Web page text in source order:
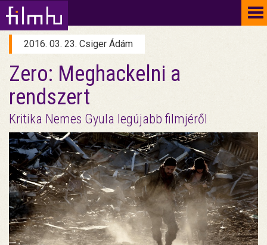
2016. 03. 23. Csiger Ádám
Zero: Meghackelni a
rendszert
Kritika Nemes Gyula legújabb filmjéről